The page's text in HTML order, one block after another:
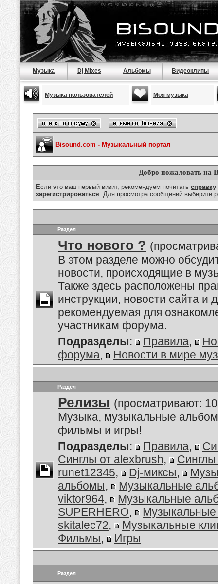
Музыка Dj Mixes Альбомы Видеоклипы
Музыка пользователей Моя музыка
Bisound.com - Музыкальный портал
Добро пожаловать на
Если это ваш первый визит, рекомендуем почитать справку
зарегистрироваться. Для просмотра сообщений выберите
Раздел
Что нового ?
В этом разделе можно
новости, происходящие в
Также здесь расположены
инструкции, новости сайта и
рекомендуемая для
участникам форума.
Подразделы: Правила,
форума, Новости в мире
Раздел
Релизы (просматривают:
Музыка, музыкальные
фильмы и игры!
Подразделы: Правила,
Синглы от alexbrush,
Синглы
runet12345, Dj-миксы,
альбомы,
Музыкальные
viktor964,
Музыкальные
SUPERHERO,
skitalec72,
Музыкальные
Фильмы, Игры
Раздел